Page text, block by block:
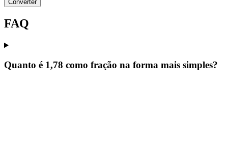
Converter
FAQ
Quanto é 1,78 como fração na forma mais simples?